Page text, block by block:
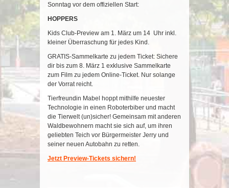
Sonntag vor dem offiziellen Start:
HOPPERS
Kids Club-Preview am 1. März um 14 Uhr inkl.
kleiner Überraschung für jedes Kind.
GRATIS-Sammelkarte zu jedem Ticket: Sichere
dir bis zum 8. März 1 exklusive Sammelkarte
zum Film zu jedem Online-Ticket. Nur solange
der Vorrat reicht.
Tierfreundin Mabel hoppt mithilfe neuester
Technologie in einen Roboterbiber und macht
die Tierwelt (un)sicher! Gemeinsam mit anderen
Waldbewohnern macht sie sich auf, um ihren
geliebten Teich vor Bürgermeister Jerry und
seiner neuen Autobahn zu retten.
Jetzt Preview-Tickets sichern!